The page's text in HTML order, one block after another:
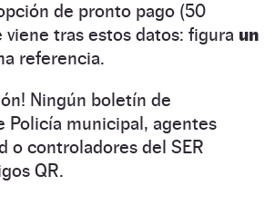
de pronto pago (50
viene tras estos datos: figura un
referencia.
Ningún boletín de
Policía municipal, agentes
o controladores del SER
QR.